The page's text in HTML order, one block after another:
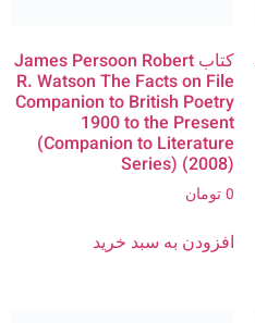
کتاب James Persoon Robert
R. Watson The Facts on File
Companion to British Poetry
1900 to the Present
(Companion to Literature
Series) (2008)
0 تومان
افزودن به سبد خرید